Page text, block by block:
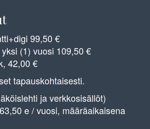
99,50 €
(1) vuosi 109,50 €
42,00 €
tapauskohtaisesti.
ja verkkosisällöt)
e / vuosi, määräaikaisena